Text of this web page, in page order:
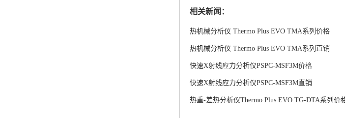
相关新闻：
热机械分析仪 Thermo Plus EVO TMA系列价格
热机械分析仪 Thermo Plus EVO TMA系列直销
快速X射线应力分析仪PSPC-MSF3M价格
快速X射线应力分析仪PSPC-MSF3M直销
热重-差热分析仪Thermo Plus EVO TG-DTA系列价